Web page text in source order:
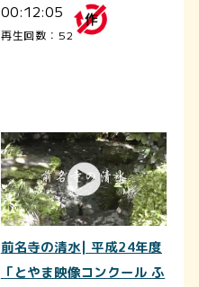
00:12:05
再生回数：52
前名寺の清水| 平成24年度
「とやま映像コンクール ふ